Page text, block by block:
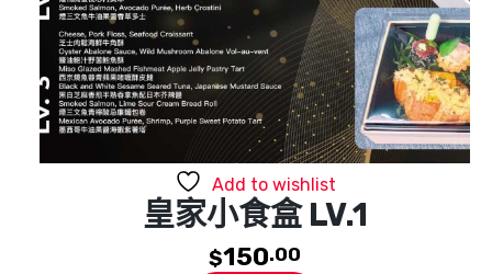
Add to wishlist
皇家小食盒 LV.1
$150.00